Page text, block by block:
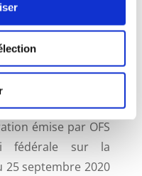
ne visent qu’à
et ne collectent
Il ne comprend
d’informations au
émise par OFS
fédérale sur la
septembre 2020